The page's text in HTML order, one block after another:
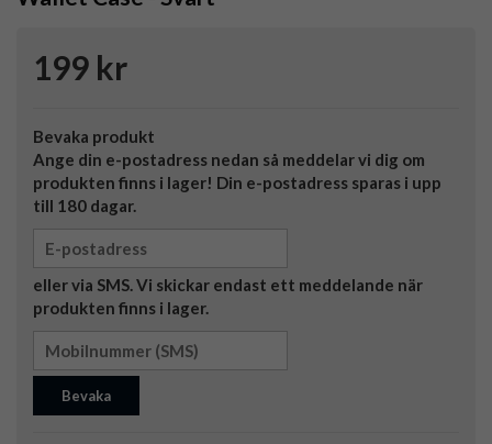
199 kr
Bevaka produkt
Ange din e-postadress nedan så meddelar vi dig om
produkten finns i lager! Din e-postadress sparas i upp
till 180 dagar.
eller via SMS. Vi skickar endast ett meddelande när
produkten finns i lager.
Bevaka